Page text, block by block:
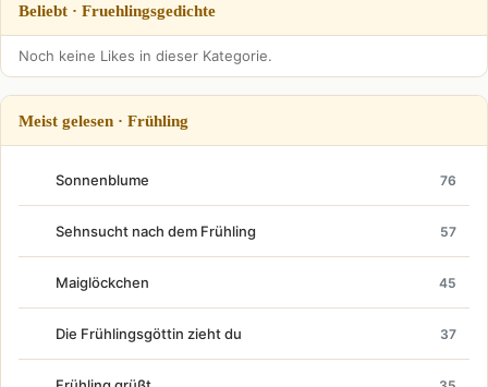
Beliebt · Fruehlingsgedichte
Noch keine Likes in dieser Kategorie.
Meist gelesen · Frühling
Sonnenblume 76
Sehnsucht nach dem Frühling 57
Maiglöckchen 45
Die Frühlingsgöttin zieht du 37